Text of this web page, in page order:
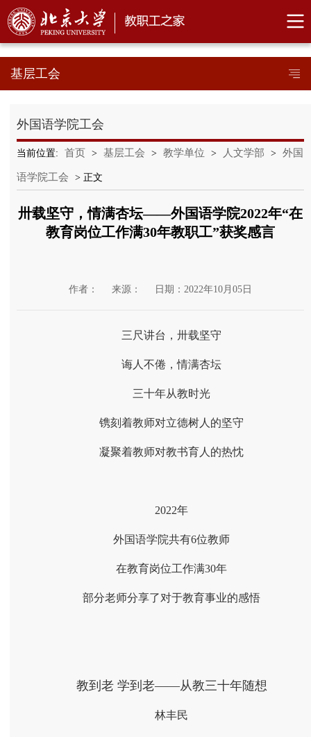
基层工会
外国语学院工会
当前位置: 首页 > 基层工会 > 教学单位 > 人文学部 > 外国
语学院工会 > 正文
卅载坚守，情满杏坛——外国语学院2022年“在
教育岗位工作满30年教职工”获奖感言
作者： 来源： 日期：2022年10月05日
三尺讲台，卅载坚守
诲人不倦，情满杏坛
三十年从教时光
镌刻着教师对立德树人的坚守
凝聚着教师对教书育人的热忱
2022年
外国语学院共有6位教师
在教育岗位工作满30年
部分老师分享了对于教育事业的感悟
教到老 学到老——从教三十年随想
林丰民